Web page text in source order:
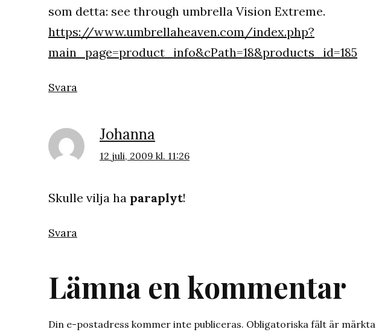
som detta: see through umbrella Vision Extreme.
https://www.umbrellaheaven.com/index.php?
main_page=product_info&cPath=18&products_id=185
Svara
Johanna
12 juli, 2009 kl. 11:26
Skulle vilja ha paraplyt!
Svara
Lämna en kommentar
Din e-postadress kommer inte publiceras. Obligatoriska fält är märkta